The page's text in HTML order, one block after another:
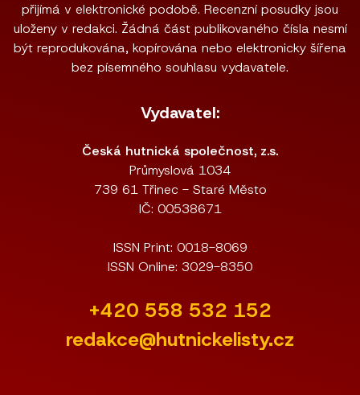
přijímá v elektronické podobě. Recenzní posudky jsou
uloženy v redakci. Žádná část publikovaného čísla nesmí
být reprodukována, kopírována nebo elektronicky šířena
bez písemného souhlasu vydavatele.
Vydavatel:
Česká hutnická společnost, z.s.
Průmyslová 1034
739 61 Třinec - Staré Město
IČ: 00538671
ISSN Print: 0018-8069
ISSN Online: 3029-8350
+420 558 532 152
redakce@hutnickelisty.cz